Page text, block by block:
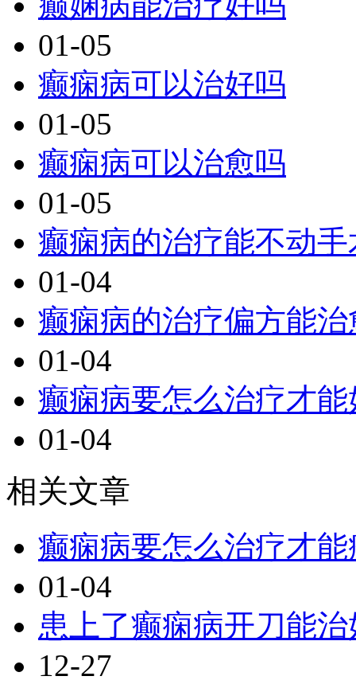
01-05
癫痫病可以治好吗
01-05
癫痫病可以治愈吗
01-05
癫痫病的治疗能不动手
01-04
癫痫病的治疗偏方能治
01-04
癫痫病要怎么治疗才能
01-04
相关文章
癫痫病要怎么治疗才能
01-04
患上了癫痫病开刀能治
12-27